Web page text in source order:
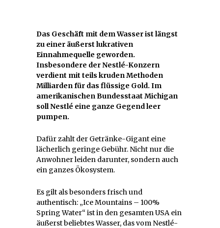
Das Geschäft mit dem Wasser ist längst
zu einer äußerst lukrativen
Einnahmequelle geworden.
Insbesondere der Nestlé-Konzern
verdient mit teils kruden Methoden
Milliarden für das flüssige Gold. Im
amerikanischen Bundesstaat Michigan
soll Nestlé eine ganze Gegend leer
pumpen.
Dafür zahlt der Getränke-Gigant eine
lächerlich geringe Gebühr. Nicht nur die
Anwohner leiden darunter, sondern auch
ein ganzes Ökosystem.
Es gilt als besonders frisch und
authentisch: „Ice Mountains – 100%
Spring Water“ ist in den gesamten USA ein
äußerst beliebtes Wasser, das vom Nestlé-